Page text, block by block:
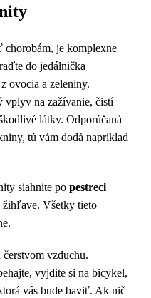
chorobám, je komplexne
do jedálnička
ovocia a zeleniny.
vplyv na zažívanie, čistí
látky. Odporúčaná
tú vám dodá napríklad
siahnite po pestreci
žihľave. Všetky tieto
vzduchu.
vyjdite si na bicykel,
vás bude baviť. Ak nič